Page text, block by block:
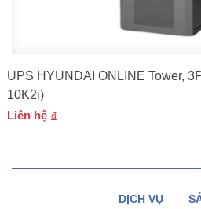
UPS HYUNDAI ONLINE Tower,
10K2i)
Liên hệ
DỊCH VỤ